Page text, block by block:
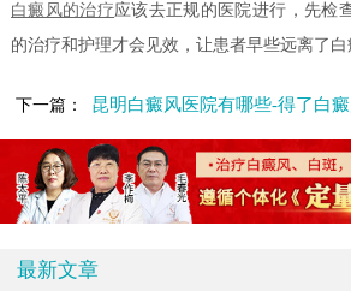
白癜风的治疗应该去正规的医院进行，先检
的治疗和护理才会见效，让患者早些远离了白
下一篇： 昆明白癜风医院有哪些-得了白
最新文章